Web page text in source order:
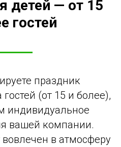
детей — от 15
гостей
праздник
(от 15 и более),
индивидуальное
вашей компании.
в атмосферу